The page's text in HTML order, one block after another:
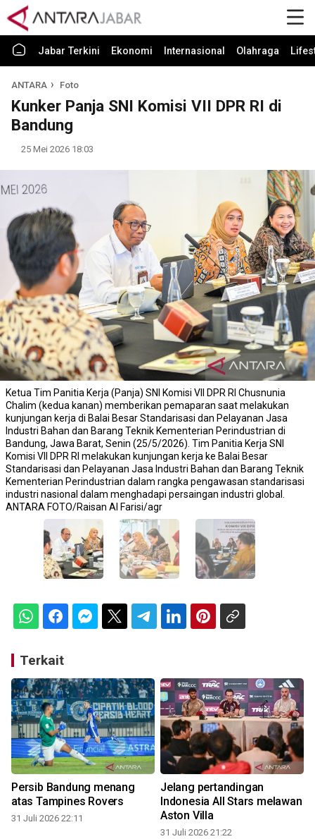
Jabar Terkini Ekonomi Internasional Olahraga
ANTARA Foto
Kunker Panja SNI Komisi VII DPR RI di
Bandung
25 Mei 2026 18:03
Ketua Tim Panitia Kerja (Panja) SNI Komisi VII DPR RI Chusnunia
Chalim (kedua kanan) memberikan pemaparan saat melakukan
kunjungan kerja di Balai Besar Standarisasi dan Pelayanan Jasa
Industri Bahan dan Barang Teknik Kementerian Perindustrian di
Bandung, Jawa Barat, Senin (25/5/2026). Tim Panitia Kerja SNI
Komisi VII DPR RI melakukan kunjungan kerja ke Balai Besar
Standarisasi dan Pelayanan Jasa Industri Bahan dan Barang Teknik
Kementerian Perindustrian dalam rangka pengawasan standarisasi
industri nasional dalam menghadapi persaingan industri global.
ANTARA FOTO/Raisan Al Farisi/agr
Terkait
Persib Bandung menang
atas Tampines Rovers
31 Juli 2026 22:11
Jelang pertandingan
Indonesia All Stars melawan
Aston Villa
31 Juli 2026 21:22